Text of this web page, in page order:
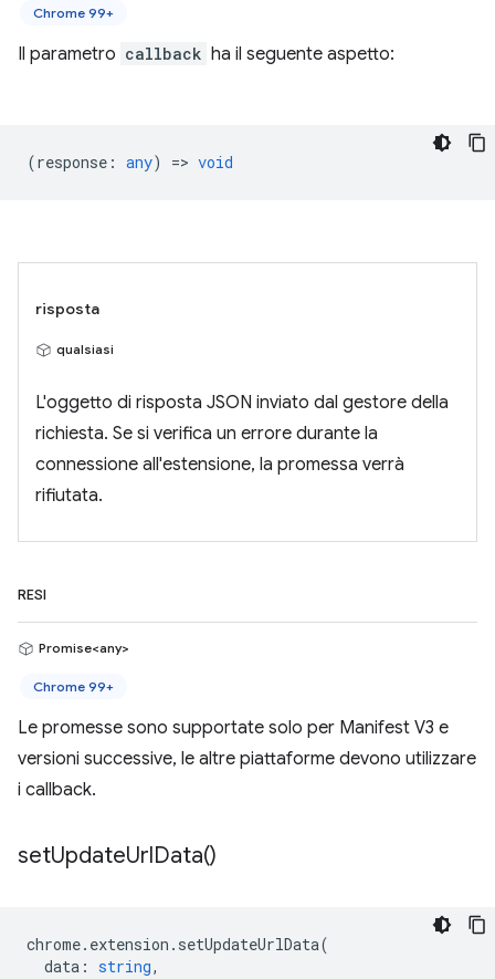
Chrome 99+
Il parametro callback ha il seguente aspetto:
(response : any) => void
risposta
qualsiasi
L'oggetto di risposta JSON inviato dal gestore della
richiesta. Se si verifica un errore durante la
connessione all'estensione, la promessa verrà
rifiutata.
RESI
Promise<any>
Chrome 99+
Le promesse sono supportate solo per Manifest V3 e
versioni successive, le altre piattaforme devono utilizzare
i callback.
setUpdateUrlData()
chrome. extension . setUpdateUrlData(
data : string,